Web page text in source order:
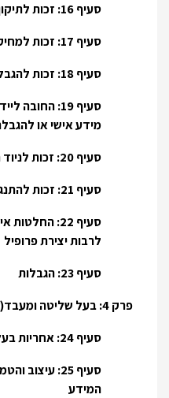
סעיף 16: זכות לתיקון
סעיף 17: זכות למחיקה("זכות להישכח")
סעיף 18: זכות להגבלת עיבוד
סעיף 19:
מידע אישי או
סעיף 20: זכות לניוד המידע
סעיף 21: זכות להתנגד לעיבוד
סעיף 22:
לרבות יצירת פרופיל
סעיף 23: הגבלות
פרק 4: בעל שליטה ומעבד(סעיפים 24-43)
סעיף 24: אחריות בעל השליטה
סעיף 25:
המידע